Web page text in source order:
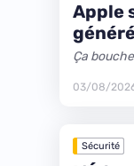
Apple
Ça
03/08/
Sécurité